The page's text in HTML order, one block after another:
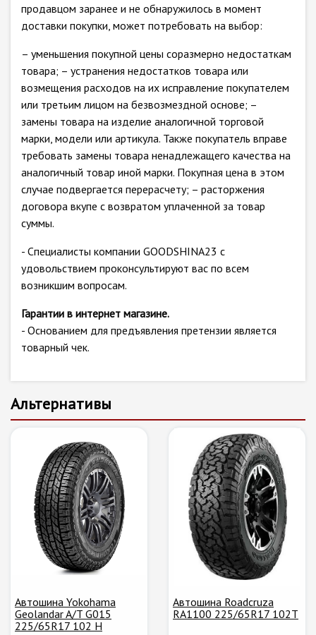
продавцом заранее и не обнаружилось в момент
доставки покупки, может потребовать на выбор:
– уменьшения покупной цены соразмерно недостаткам
товара; – устранения недостатков товара или
возмещения расходов на их исправление покупателем
или третьим лицом на безвозмездной основе; –
замены товара на изделие аналогичной торговой
марки, модели или артикула. Также покупатель вправе
требовать замены товара ненадлежащего качества на
аналогичный товар иной марки. Покупная цена в этом
случае подвергается перерасчету; – расторжения
договора вкупе с возвратом уплаченной за товар
суммы.
- Специалисты компании GOODSHINA23 с
удовольствием проконсультируют вас по всем
возникшим вопросам.
Гарантии в интернет магазине.
- Основанием для предъявления претензии является
товарный чек.
Альтернативы
Автошина Yokohama
Geolandar A/T G015
225/65R17 102 H
Автошина Roadcruza
RA1100 225/65R17 102T